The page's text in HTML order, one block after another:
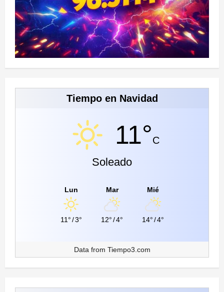
Tiempo en Navidad
11°C
Soleado
Lun
11°/3°
Mar
12°/4°
Mié
14°/4°
Data from Tiempo3.com